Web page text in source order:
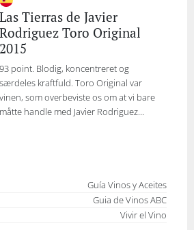
Las Tierras de Javier
Rodriguez Toro Original
2015
93 point. Blodig, koncentreret og
særdeles kraftfuld. Toro Original var
vinen, som overbeviste os om at vi bare
måtte handle med Javier Rodriguez...
Guía Vinos y Aceites
Guia de Vinos ABC
Vivir el Vino